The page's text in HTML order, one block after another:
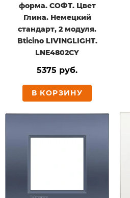
форма. СОФТ. Цвет
Глина. Немецкий
стандарт, 2 модуля.
Bticino LIVINGLIGHT.
LNE4802CY
5375 руб.
В КОРЗИНУ